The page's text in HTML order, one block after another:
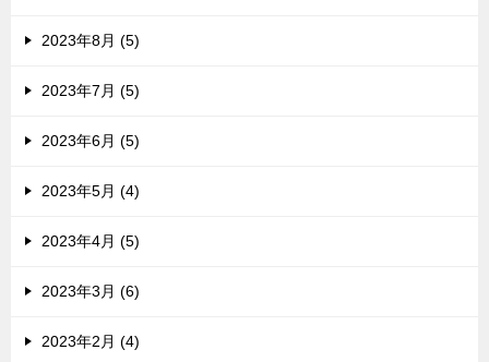
2023年8月 (5)
2023年7月 (5)
2023年6月 (5)
2023年5月 (4)
2023年4月 (5)
2023年3月 (6)
2023年2月 (4)